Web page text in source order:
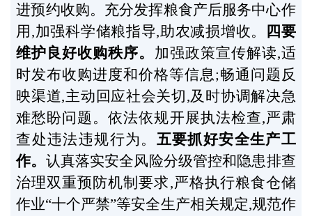
进预约收购。充分发挥粮食产后服务中心作
用,加强科学储粮指导,助农减损增收。
四要
维护良好收购秩序。 加强政策宣传解读,适
时发布收购进度和价格等信息;畅通问题反
映渠道,主动回应社会关切,及时协调解决急
难愁盼问题。依法依规开展执法检查,严肃
查处违法违规行为。 五要抓好安全生产工
作。 认真落实安全风险分级管控和隐患排查
治理双重预防机制要求,严格执行粮食仓储
作业“十个严禁”等安全生产相关规定,规范作